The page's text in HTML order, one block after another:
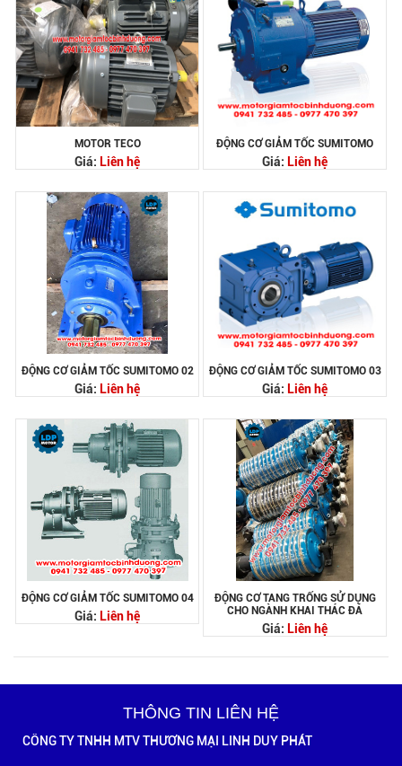
MOTOR TECO
Giá: Liên hệ
ĐỘNG CƠ GIẢM TỐC SUMITOMO
Giá: Liên hệ
ĐỘNG CƠ GIẢM TỐC SUMITOMO 02
Giá: Liên hệ
ĐỘNG CƠ GIẢM TỐC SUMITOMO 03
Giá: Liên hệ
ĐỘNG CƠ GIẢM TỐC SUMITOMO 04
Giá: Liên hệ
ĐỘNG CƠ TANG TRỐNG SỬ DỤNG
CHO NGÀNH KHAI THÁC ĐÁ
Giá: Liên hệ
THÔNG TIN LIÊN HỆ
CÔNG TY TNHH MTV THƯƠNG MẠI LINH DUY PHÁT